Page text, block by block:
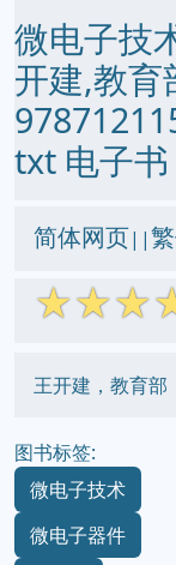
微电子技
开建,教育
txt 电子
简体网页||
☆☆☆
王开建，教育部
图书标签:
微电子技术
微电子器件